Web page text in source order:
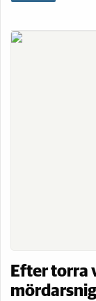
Efter torra